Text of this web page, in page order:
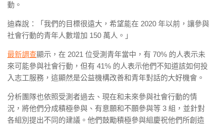
動。
迪森說：「我們的目標很遠大，希望能在 2020 年以前，讓參與
社會行動的青年人數增加 150 萬人。」
最新調查顯示，在 2021 位受測青年當中，有 70% 的人表示未
來可能參與社會行動，但有 41% 的人表示他們不知道該如何投
入志工服務，這顯然是公益機構改善和青年對話的大好機會。
分析團隊也依照受測者過去、現在和未來參與社會行動的情
況，將他們分成積極參與、有意願和不願參與等 3 組，並針對
各組別提出不同的建議。他們鼓勵積極參與組慶祝他們所創造